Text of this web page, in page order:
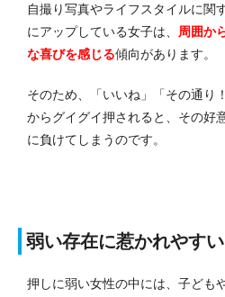
自撮り写真やライフスタイルに関
にアップしている女子は、 周囲か
な喜びを感じる傾向があります。
そのため、「いいね」「その通り
からグイグイ押されると、その好
に負けてしまうのです。
弱い存在に惹かれやすい
押しに弱い女性の中には、子ども